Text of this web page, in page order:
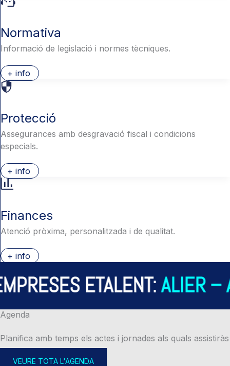
Normativa
Informació de legislació i normes tècniques.
+ info
Protecció
Assegurances amb desgravació fiscal i condicions
especials.
+ info
Finances
Atenció pròxima, personalitzada i de qualitat.
+ info
ETALENT:ALIER –
Agenda
Planifica amb temps els actes i jornades als quals assistiràs
VEURE TOTA L'AGENDA